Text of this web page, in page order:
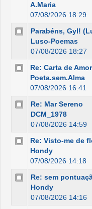
A.Maria
07/08/2026 18:29
Parabéns, Gyl!
Luso-Poemas
07/08/2026 18:27
Re: Carta de Amor
Poeta.sem.Alma
07/08/2026 16:41
Re: Mar Sereno
DCM_1978
07/08/2026 14:59
Re: Visto-me de
Hondy
07/08/2026 14:18
Re: sem
Hondy
07/08/2026 14:16